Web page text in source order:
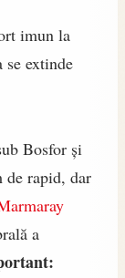
imun la
extinde
Bosfor și
de rapid, dar
a